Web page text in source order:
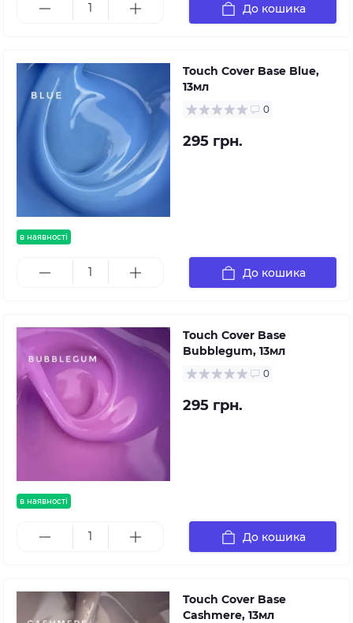
До кошика
в наявності
Touch Cover Base Blue,
13мл
0
295 грн.
До кошика
в наявності
Touch Cover Base
Bubblegum, 13мл
0
295 грн.
До кошика
Touch Cover Base
Cashmere, 13мл